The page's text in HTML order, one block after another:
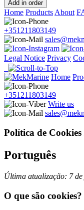
Home ProductsAbout
+351211803149
Legal Notice Privacy
Home
+351211803149
Write us
Política de
Português
Última atualização: 7
O que são cookies?